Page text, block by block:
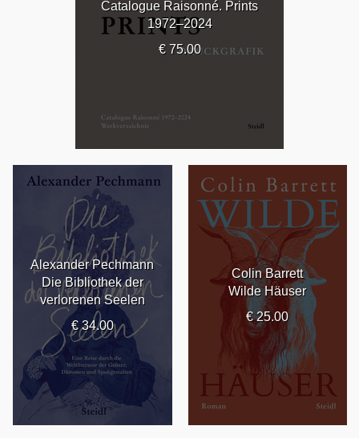
Catalogue Raisonné. Prints
1972–2024
€ 75.00
Alexander Pechmann
Die Bibliothek der
verlorenen Seelen
€ 34.00
Colin Barrett
Wilde Häuser
€ 25.00